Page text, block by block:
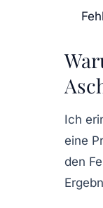
Ich
eine
den